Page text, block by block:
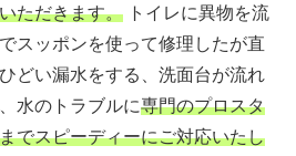
ただきます。 トイレに異物を流
スッポンを使って修理したが直
どい漏水をする、洗面台が流れ
水のトラブルに専門のプロスタ
でスピーディーにご対応いたし